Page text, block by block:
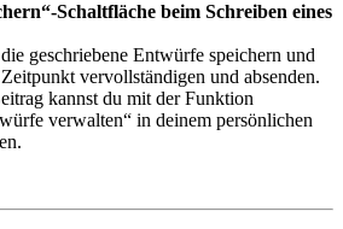
Schaltfläche beim Schreiben eines
geschriebene Entwürfe speichern und
vervollständigen und absenden.
kannst du mit der Funktion
verwalten“ in deinem persönlichen